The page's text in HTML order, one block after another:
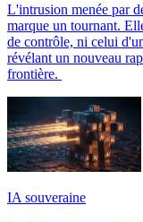
L'intrusion menée par
marque un tournant.
de contrôle, ni celui
révélant un nouveau
frontière.
IA souveraine